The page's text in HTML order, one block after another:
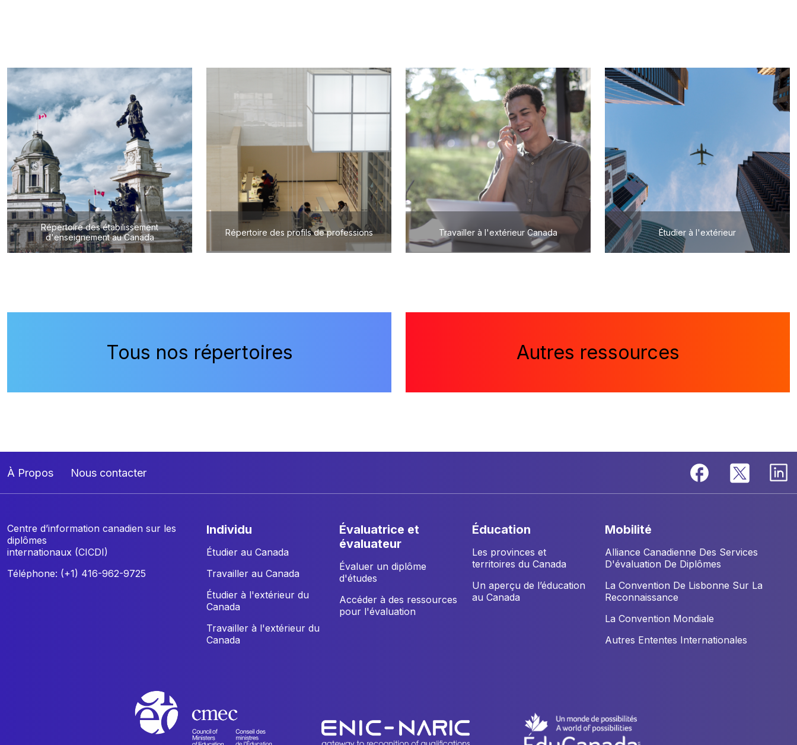
Répertoire des étabilissement
d'enseignement au Canada
Répertoire des profils de professions Travailler à l'extérieur Canada Étudier à l'extérieur
Tous nos répertoires Autres ressources
À Propos Nous contacter
Centre d’information canadien sur les
diplômes
internationaux (CICDI)
Téléphone: (+1) 416-962-9725
individu
Étudier au Canada
Travailler au Canada
Étudier à l'extérieur du
Canada
Travailler à l'extérieur du
Canada
évaluatrice et
évaluateur
Évaluer un diplôme
d'études
Accéder à des ressources
pour l'évaluation
éducation
Les provinces et
territoires du Canada
Un aperçu de l’éducation
au Canada
mobilité
Alliance Canadienne Des Services
D'évaluation De Diplômes
La Convention De Lisbonne Sur La
Reconnaissance
La Convention Mondiale
Autres Ententes Internationales